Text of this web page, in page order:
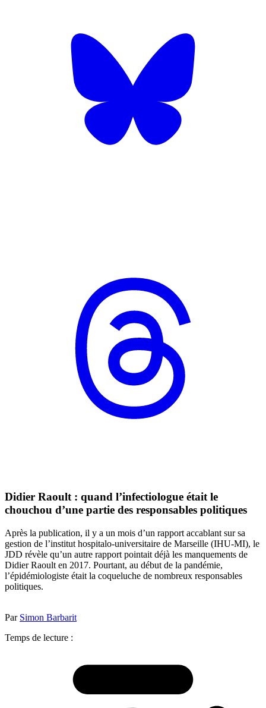
Didier Raoult : quand l’infectiologue était le
chouchou d’une partie des responsables politiques
Après la publication, il y a un mois d’un rapport accablant sur sa
gestion de l’institut hospitalo-universitaire de Marseille (IHU-MI), le
JDD révèle qu’un autre rapport pointait déjà les manquements de
Didier Raoult en 2017. Pourtant, au début de la pandémie,
l’épidémiologiste était la coqueluche de nombreux responsables
politiques.
Par Simon Barbarit
Temps de lecture :